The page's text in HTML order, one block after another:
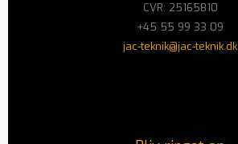
CVR: 25165810
+45 55 99 33 09
jac-teknik@jac-teknik.dk